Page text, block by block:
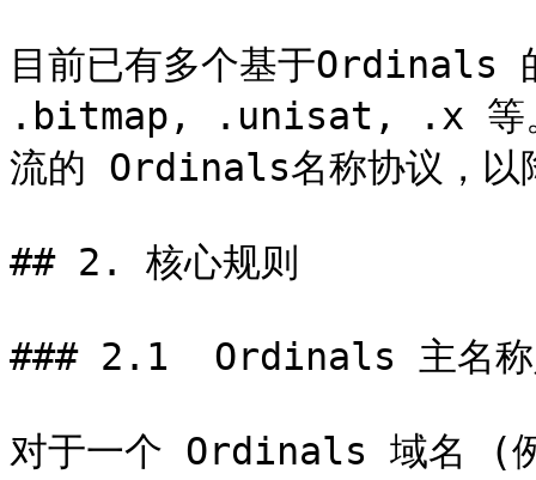
目前已有多个基于
.bitmap, .unisat, .x 等。
流的 Ordinals名称协议，以
## 2. 核心规则
### 2.1  Ordinals 主名称
对于一个 Ordinals 域名